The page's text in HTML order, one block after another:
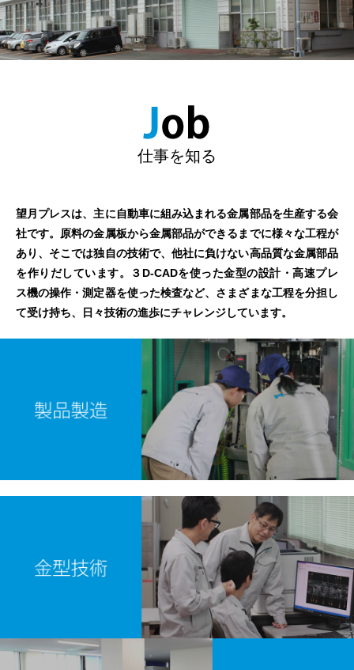
仕事を知る
望月プレスは、主に自動車に組み込まれる金属部品を生産する会
社です。原料の金属板から金属部品ができるまでに様々な工程が
あり、そこでは独自の技術で、他社に負けない高品質な金属部品
を作りだしています。３D-CADを使った金型の設計・高速プレ
ス機の操作・測定器を使った検査など、さまざまな工程を分担し
て受け持ち、日々技術の進歩にチャレンジしています。